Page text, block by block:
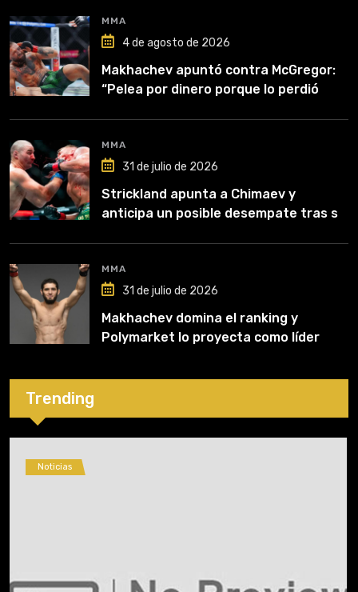
MMA
4 de agosto de 2026
Makhachev apuntó contra McGregor:
“Pelea por dinero porque lo perdió
MMA
31 de julio de 2026
Strickland apunta a Chimaev y
anticipa un posible desempate tras su
MMA
31 de julio de 2026
Makhachev domina el ranking y
Polymarket lo proyecta como líder
Trending
Noticias